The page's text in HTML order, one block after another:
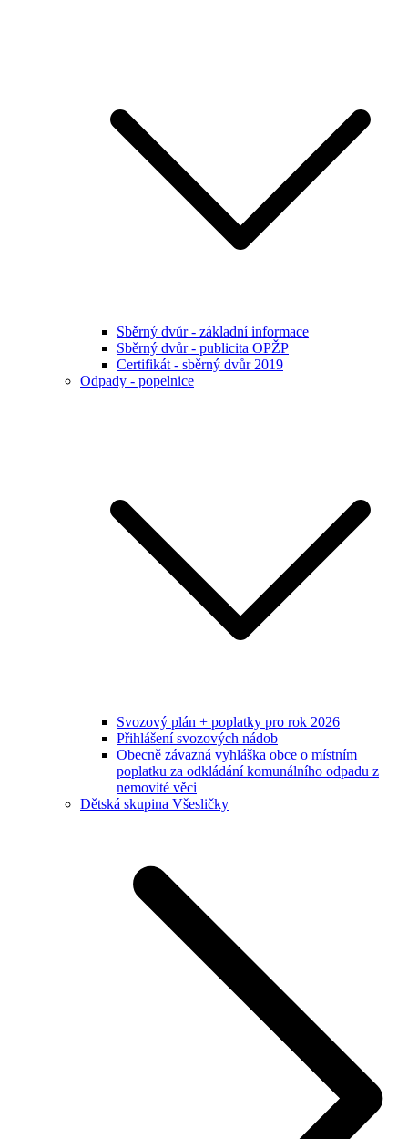
Sběrný dvůr - základní informace
Sběrný dvůr - publicita OPŽP
Certifikát - sběrný dvůr 2019
Odpady - popelnice
Svozový plán + poplatky pro rok 2026
Přihlášení svozových nádob
Obecně závazná vyhláška obce o místním
poplatku za odkládání komunálního odpadu z
nemovité věci
Dětská skupina Všesličky